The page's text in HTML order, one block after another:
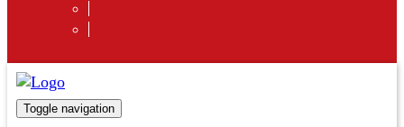
Toggle navigation